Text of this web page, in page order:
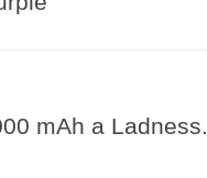
mAh a Ladness.